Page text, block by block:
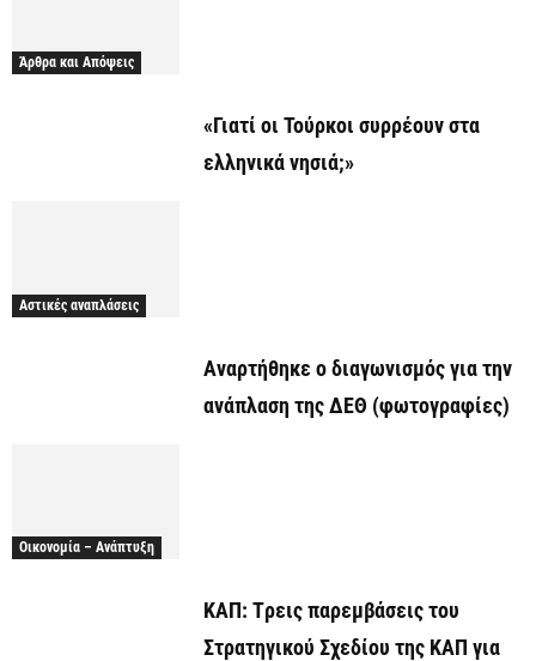
Άρθρα και Απόψεις
«Γιατί οι Τούρκοι συρρέουν στα
ελληνικά νησιά;»
Αστικές αναπλάσεις
Αναρτήθηκε o διαγωνισμός για την
ανάπλαση της ΔΕΘ (φωτογραφίες)
Οικονομία – Ανάπτυξη
ΚΑΠ: Tρεις παρεμβάσεις του
Στρατηγικού Σχεδίου της ΚΑΠ για